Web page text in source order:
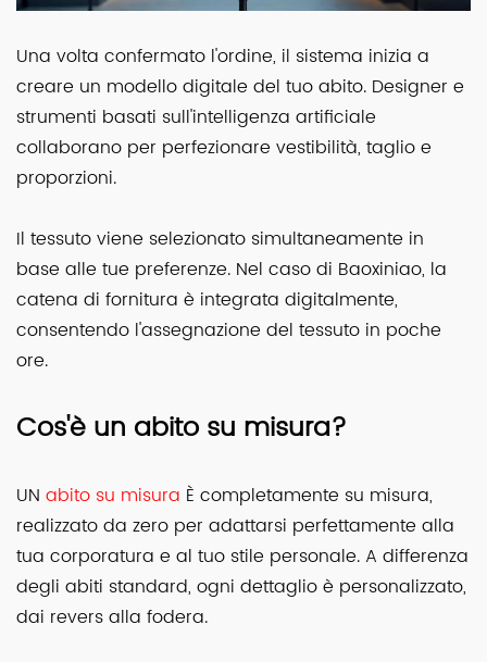
Una volta confermato l'ordine, il sistema inizia a
creare un modello digitale del tuo abito. Designer e
strumenti basati sull'intelligenza artificiale
collaborano per perfezionare vestibilità, taglio e
proporzioni.
Il tessuto viene selezionato simultaneamente in
base alle tue preferenze. Nel caso di Baoxiniao, la
catena di fornitura è integrata digitalmente,
consentendo l'assegnazione del tessuto in poche
ore.
Cos'è un abito su misura?
UN abito su misura È completamente su misura,
realizzato da zero per adattarsi perfettamente alla
tua corporatura e al tuo stile personale. A differenza
degli abiti standard, ogni dettaglio è personalizzato,
dai revers alla fodera.